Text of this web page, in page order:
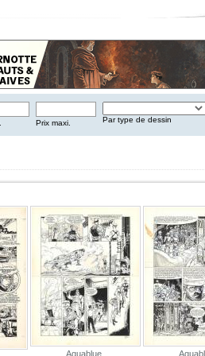
Prix maxi. Par type de dessin
Aquablue